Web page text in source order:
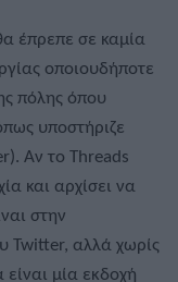
έπρεπε σε καμία
οποιουδήποτε
πόλης όπου
υποστήριζε
Αν το Threads
και αρχίσει να
στην
Twitter, αλλά χωρίς
μία εκδοχή